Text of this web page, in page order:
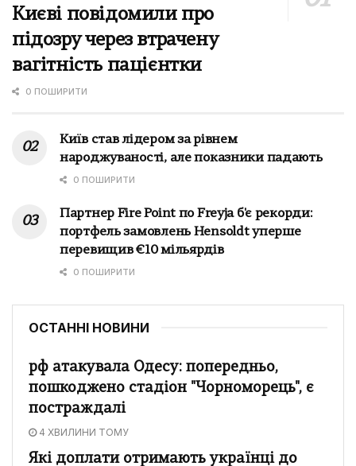
Києві повідомили про
підозру через втрачену
вагітність пацієнтки
0 ПОШИРИТИ
Київ став лідером за рівнем
народжуваності, але показники падають
0 ПОШИРИТИ
Партнер Fire Point по Freyja б'є рекорди:
портфель замовлень Hensoldt уперше
перевищив €10 мільярдів
0 ПОШИРИТИ
ОСТАННІ НОВИНИ
рф атакувала Одесу: попередньо,
пошкоджено стадіон "Чорноморець", є
постраждалі
4 ХВИЛИНИ ТОМУ
Які доплати отримають українці до